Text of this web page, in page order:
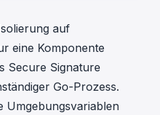
auf
eine Komponente
Secure Signature
Go-Prozess.
Umgebungsvariablen